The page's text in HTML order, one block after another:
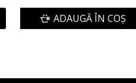
ADAUGĂ ÎN COŞ